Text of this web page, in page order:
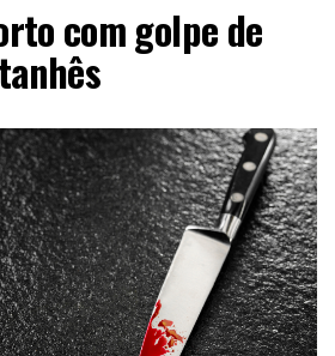
com golpe de